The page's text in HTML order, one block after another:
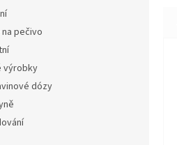
pečivo
výrobky
dózy